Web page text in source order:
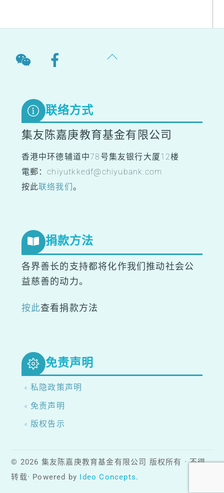
Back
联络方式
集友陈嘉庚教育基金有限公司
香港中环德辅道中78号集友银行大厦12楼
電郵：chiyutkkedf@chiyubank.com
按此联络我们 。
捐款方法
各界善长的支持都将化作我们推动社会公
益慈善的动力。
按此查看捐款方法
免责声明
« 私隐政策声明
« 免责声明
« 版权告示
© 2026 集友陈嘉庚教育基金有限公司 版权所有 · 不得
转载· Powered by Ideo Concepts.